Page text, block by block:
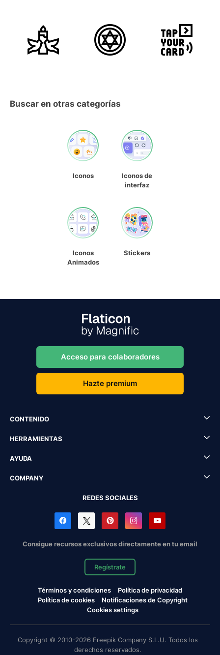
Buscar en otras categorías
Iconos
Iconos de
interfaz
Iconos
Animados
Stickers
Acceso para colaboradores
Hazte premium
CONTENIDO
HERRAMIENTAS
AYUDA
COMPANY
REDES SOCIALES
Consigue recursos exclusivos directamente en tu email
Regístrate
Términos y condiciones
Política de privacidad
Política de cookies
Notificaciones de Copyright
Cookies settings
Copyright © 2010-2026 Freepik Company S.L.U. Todos los
derechos reservados.